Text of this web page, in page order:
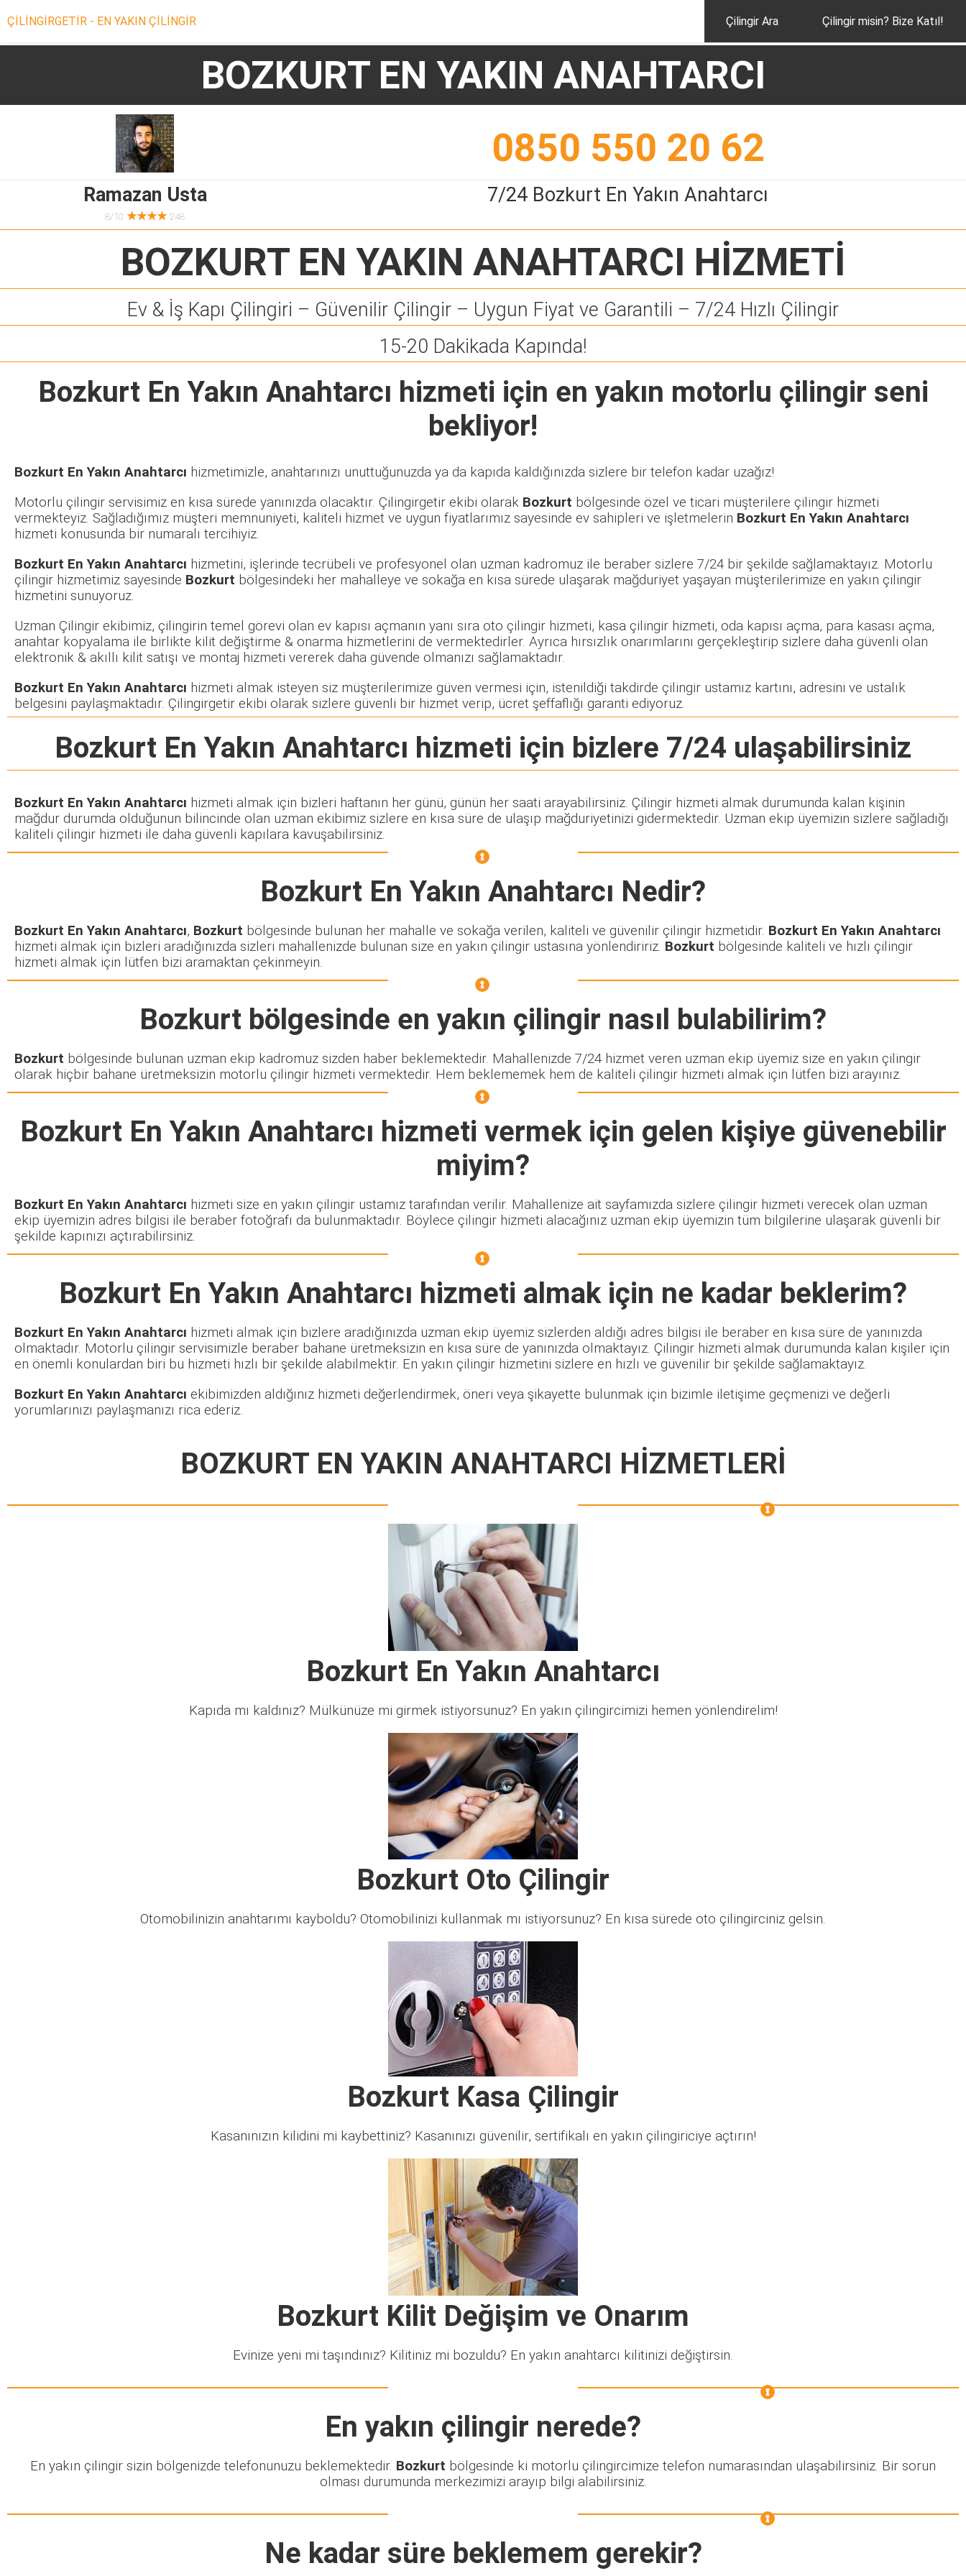
ÇİLİNGİRGETİR - EN YAKIN ÇİLİNGİR Çilingir Ara Çilingir misin? Bize Katıl!
BOZKURT EN YAKIN ANAHTARCI
0850 550 20 62
Ramazan Usta
8/10 ★★★★248
7/24 Bozkurt En Yakın Anahtarcı
BOZKURT EN YAKIN ANAHTARCI HİZMETİ
Ev & İş Kapı Çilingiri – Güvenilir Çilingir – Uygun Fiyat ve Garantili – 7/24 Hızlı Çilingir
15-20 Dakikada Kapında!
Bozkurt En Yakın Anahtarcı hizmeti için en yakın motorlu çilingir seni
bekliyor!
Bozkurt En Yakın Anahtarcı hizmetimizle, anahtarınızı unuttuğunuzda ya da kapıda kaldığınızda sizlere bir telefon kadar uzağız!
Motorlu çilingir servisimiz en kısa sürede yanınızda olacaktır. Çilingirgetir ekibi olarak Bozkurt bölgesinde özel ve ticari müşterilere çilingir hizmeti
vermekteyiz. Sağladığımız müşteri memnuniyeti, kaliteli hizmet ve uygun fiyatlarımız sayesinde ev sahipleri ve işletmelerin Bozkurt En Yakın Anahtarcı
hizmeti konusunda bir numaralı tercihiyiz.
Bozkurt En Yakın Anahtarcı hizmetini, işlerinde tecrübeli ve profesyonel olan uzman kadromuz ile beraber sizlere 7/24 bir şekilde sağlamaktayız. Motorlu
çilingir hizmetimiz sayesinde Bozkurt bölgesindeki her mahalleye ve sokağa en kısa sürede ulaşarak mağduriyet yaşayan müşterilerimize en yakın çilingir
hizmetini sunuyoruz.
Uzman Çilingir ekibimiz, çilingirin temel görevi olan ev kapısı açmanın yanı sıra oto çilingir hizmeti, kasa çilingir hizmeti, oda kapısı açma, para kasası açma,
anahtar kopyalama ile birlikte kilit değiştirme & onarma hizmetlerini de vermektedirler. Ayrıca hırsızlık onarımlarını gerçekleştirip sizlere daha güvenli olan
elektronik & akıllı kilit satışı ve montaj hizmeti vererek daha güvende olmanızı sağlamaktadır.
Bozkurt En Yakın Anahtarcı hizmeti almak isteyen siz müşterilerimize güven vermesi için, istenildiği takdirde çilingir ustamız kartını, adresini ve ustalık
belgesini paylaşmaktadır. Çilingirgetir ekibi olarak sizlere güvenli bir hizmet verip, ücret şeffaflığı garanti ediyoruz.
Bozkurt En Yakın Anahtarcı hizmeti için bizlere 7/24 ulaşabilirsiniz
Bozkurt En Yakın Anahtarcı hizmeti almak için bizleri haftanın her günü, günün her saati arayabilirsiniz. Çilingir hizmeti almak durumunda kalan kişinin
mağdur durumda olduğunun bilincinde olan uzman ekibimiz sizlere en kısa süre de ulaşıp mağduriyetinizi gidermektedir. Uzman ekip üyemizin sizlere sağladığı
kaliteli çilingir hizmeti ile daha güvenli kapılara kavuşabilirsiniz.
Bozkurt En Yakın Anahtarcı Nedir?
Bozkurt En Yakın Anahtarcı, Bozkurt bölgesinde bulunan her mahalle ve sokağa verilen, kaliteli ve güvenilir çilingir hizmetidir. Bozkurt En Yakın Anahtarcı
hizmeti almak için bizleri aradığınızda sizleri mahallenizde bulunan size en yakın çilingir ustasına yönlendiririz. Bozkurt bölgesinde kaliteli ve hızlı çilingir
hizmeti almak için lütfen bizi aramaktan çekinmeyin.
Bozkurt bölgesinde en yakın çilingir nasıl bulabilirim?
Bozkurt bölgesinde bulunan uzman ekip kadromuz sizden haber beklemektedir. Mahallenizde 7/24 hizmet veren uzman ekip üyemiz size en yakın çilingir
olarak hiçbir bahane üretmeksizin motorlu çilingir hizmeti vermektedir. Hem beklememek hem de kaliteli çilingir hizmeti almak için lütfen bizi arayınız.
Bozkurt En Yakın Anahtarcı hizmeti vermek için gelen kişiye güvenebilir
miyim?
Bozkurt En Yakın Anahtarcı hizmeti size en yakın çilingir ustamız tarafından verilir. Mahallenize ait sayfamızda sizlere çilingir hizmeti verecek olan uzman
ekip üyemizin adres bilgisi ile beraber fotoğrafı da bulunmaktadır. Böylece çilingir hizmeti alacağınız uzman ekip üyemizin tüm bilgilerine ulaşarak güvenli bir
şekilde kapınızı açtırabilirsiniz.
Bozkurt En Yakın Anahtarcı hizmeti almak için ne kadar beklerim?
Bozkurt En Yakın Anahtarcı hizmeti almak için bizlere aradığınızda uzman ekip üyemiz sizlerden aldığı adres bilgisi ile beraber en kısa süre de yanınızda
olmaktadır. Motorlu çilingir servisimizle beraber bahane üretmeksizin en kısa süre de yanınızda olmaktayız. Çilingir hizmeti almak durumunda kalan kişiler için
en önemli konulardan biri bu hizmeti hızlı bir şekilde alabilmektir. En yakın çilingir hizmetini sizlere en hızlı ve güvenilir bir şekilde sağlamaktayız.
Bozkurt En Yakın Anahtarcı ekibimizden aldığınız hizmeti değerlendirmek, öneri veya şikayette bulunmak için bizimle iletişime geçmenizi ve değerli
yorumlarınızı paylaşmanızı rica ederiz.
BOZKURT EN YAKIN ANAHTARCI HİZMETLERİ
Bozkurt En Yakın Anahtarcı
Kapıda mı kaldınız? Mülkünüze mi girmek istiyorsunuz? En yakın çilingircimizi hemen yönlendirelim!
Bozkurt Oto Çilingir
Otomobilinizin anahtarımı kayboldu? Otomobilinizi kullanmak mı istiyorsunuz? En kısa sürede oto çilingirciniz gelsin.
Bozkurt Kasa Çilingir
Kasanınızın kilidini mi kaybettiniz? Kasanınızı güvenilir, sertifikalı en yakın çilingiriciye açtırın!
Bozkurt Kilit Değişim ve Onarım
Evinize yeni mi taşındınız? Kilitiniz mi bozuldu? En yakın anahtarcı kilitinizi değiştirsin.
En yakın çilingir nerede?
En yakın çilingir sizin bölgenizde telefonunuzu beklemektedir. Bozkurt bölgesinde ki motorlu çilingircimize telefon numarasından ulaşabilirsiniz. Bir sorun
olması durumunda merkezimizi arayıp bilgi alabilirsiniz.
Ne kadar süre beklemem gerekir?